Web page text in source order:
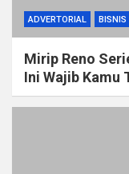
ADVERTORIAL BISNIS
Mirip Reno
Ini Wajib Kamu